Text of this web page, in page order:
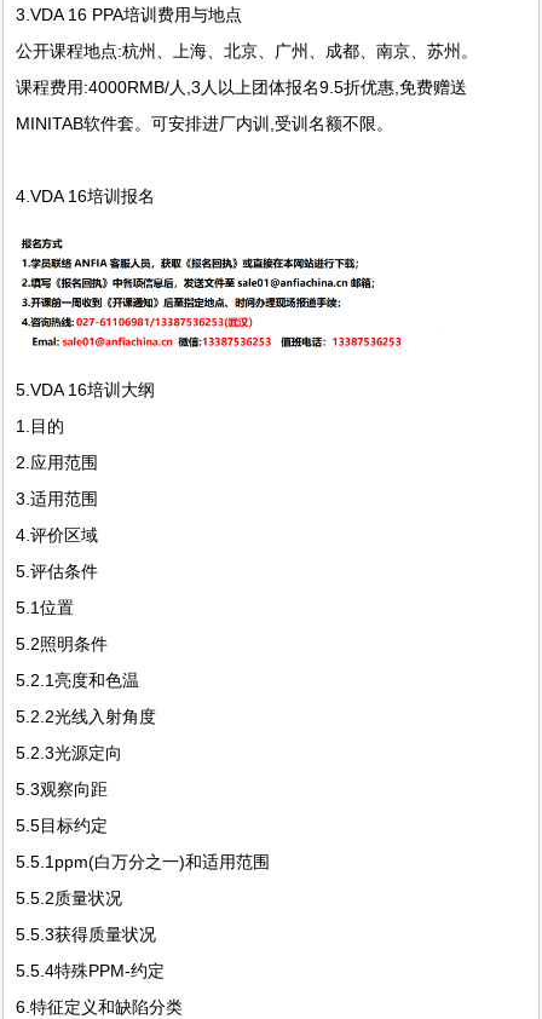
3.VDA 16 PPA培训费用与地点
公开课程地点:杭州、上海、北京、广州、成都、南京、苏州。
课程费用:4000RMB/人,3人以上团体报名9.5折优惠,免费赠送
MINITAB软件套。可安排进厂内训,受训名额不限。
4.VDA 16培训报名
5.VDA 16培训大纲
1.目的
2.应用范围
3.适用范围
4.评价区域
5.评估条件
5.1位置
5.2照明条件
5.2.1亮度和色温
5.2.2光线入射角度
5.2.3光源定向
5.3观察向距
5.5目标约定
5.5.1ppm(白万分之一)和适用范围
5.5.2质量状况
5.5.3获得质量状况
5.5.4特殊PPM-约定
6.特征定义和缺陷分类